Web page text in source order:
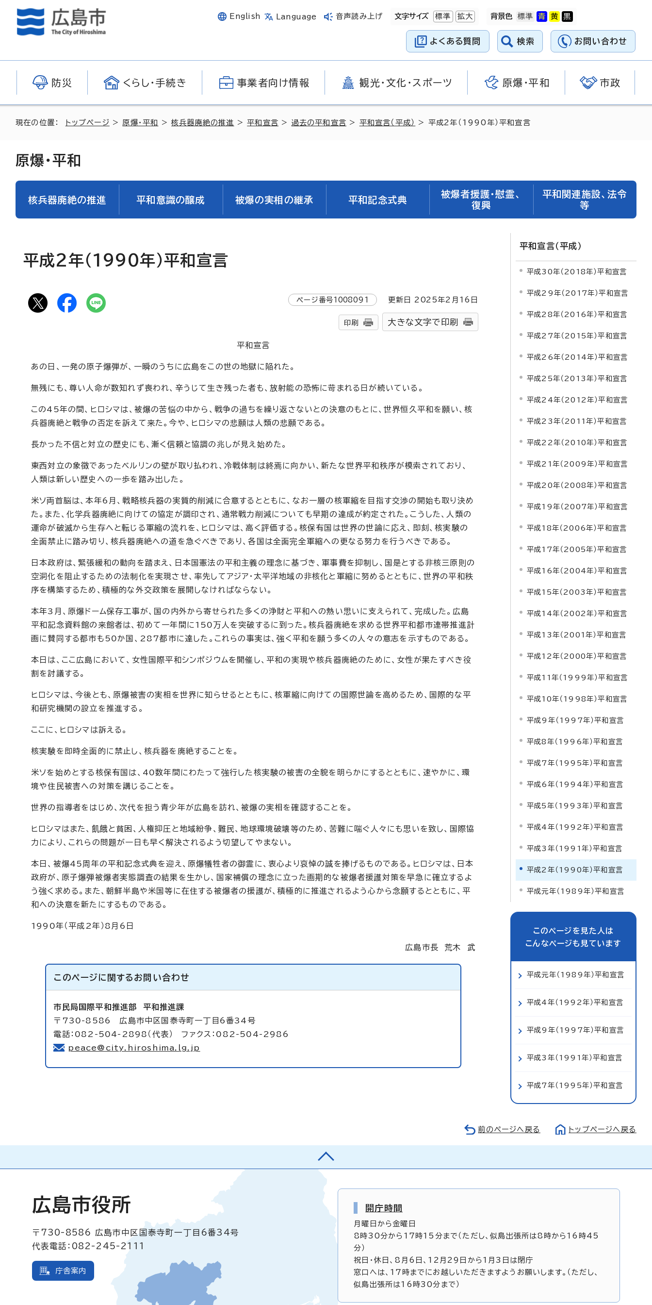
English Language 音声読み上げ 文字サイズ 標準 拡大 背景色
よくある質問 検索 お問い合わせ
防災 くらし・手続き 事業者向け情報 観光・文化・スポーツ 原爆・平和 市政
現在の位置： トップページ > 原爆・平和 >核兵器廃絶の推進 >平和宣言 > 過去の平和宣言 > 平和宣言（平成） > 平成2年（1990年）平和宣言
原爆・平和
核兵器廃絶の推進 平和意識の醸成 被爆の実相の継承 平和記念式典
被爆者援護・慰霊、
復興
平和関連施設、法令
等
平成2年（1990年）平和宣言
ページ番号1008091 更新日 2025年2月 16 日
印刷 大きな文字で印刷
平和宣言
あの日、一発の原子爆弾が、一瞬のうちに広島をこの世の地獄に陥れた。
無残にも、尊い人命が数知れず喪われ、辛うじて生き残った者も、放射能の恐怖に苛まれる日が続いている。
この45年の間、ヒロシマは、被爆の苦悩の中から、戦争の過ちを繰り返さないとの決意のもとに、世界恒久平和を願い、核
兵器廃絶と戦争の否定を訴えて来た。今や、ヒロシマの悲願は人類の悲願である。
長かった不信と対立の歴史にも、漸く信頼と協調の兆しが見え始めた。
東西対立の象徴であったベルリンの壁が取り払われ、冷戦体制は終焉に向かい、新たな世界平和秩序が模索されており、
人類は新しい歴史への一歩を踏み出した。
米ソ両首脳は、本年6月、戦略核兵器の実質的削減に合意するとともに、なお一層の核軍縮を目指す交渉の開始も取り決め
た。また、化学兵器廃絶に向けての協定が調印され、通常戦力削減についても早期の達成が約定された。こうした、人類の
運命が破滅から生存へと転じる軍縮の流れを、ヒロシマは、高く評価する。核保有国は世界の世論に応え、即刻、核実験の
全面禁止に踏み切り、核兵器廃絶への道を急ぐべきであり、各国は全面完全軍縮への更なる努力を行うべきである。
日本政府は、緊張緩和の動向を踏まえ、日本国憲法の平和主義の理念に基づき、軍事費を抑制し、国是とする非核三原則の
空洞化を阻止するための法制化を実現させ、率先してアジア・太平洋地域の非核化と軍縮に努めるとともに、世界の平和秩
序を構築するため、積極的な外交政策を展開しなければならない。
本年3月、原爆ドーム保存工事が、国の内外から寄せられた多くの浄財と平和への熱い思いに支えられて、完成した。広島
平和記念資料館の来館者は、初めて一年間に150万人を突破するに到った。核兵器廃絶を求める世界平和都市連帯推進計
画に賛同する都市も50か国、287都市に達した。これらの事実は、強く平和を願う多くの人々の意志を示すものである。
本日は、ここ広島において、女性国際平和シンポジウムを開催し、平和の実現や核兵器廃絶のために、女性が果たすべき役
割を討議する。
ヒロシマは、今後とも、原爆被害の実相を世界に知らせるとともに、核軍縮に向けての国際世論を高めるため、国際的な平
和研究機関の設立を推進する。
ここに、ヒロシマは訴える。
核実験を即時全面的に禁止し、核兵器を廃絶することを。
米ソを始めとする核保有国は、40数年間にわたって強行した核実験の被害の全貌を明らかにするとともに、速やかに、環
境や住民被害への対策を講じることを。
世界の指導者をはじめ、次代を担う青少年が広島を訪れ、被爆の実相を確認することを。
ヒロシマはまた、飢餓と貧困、人権抑圧と地域紛争、難民、地球環境破壊等のため、苦難に喘ぐ人々にも思いを致し、国際協
力により、これらの問題が一日も早く解決されるよう切望してやまない。
本日、被爆45周年の平和記念式典を迎え、原爆犠牲者の御霊に、衷心より哀悼の誠を捧げるものである。ヒロシマは、日本
政府が、原子爆弾被爆者実態調査の結果を生かし、国家補償の理念に立った画期的な被爆者援護対策を早急に確立するよ
う強く求める。また、朝鮮半島や米国等に在住する被爆者の援護が、積極的に推進されるよう心から念願するとともに、平
和への決意を新たにするものである。
1990年（平成2年）8月6日
広島市長 荒木 武
このページに関する お問い合わせ
市民局国際平和推進部 平和推進課
〒730-8586 広島市中区国泰寺町一丁目6番34号
電話：082-504-2898（代表） ファクス：082-504-2986
peace@city.hiroshima.lg.jp
平和宣言（平成）
平成30年（2018年）平和宣言
平成29年（2017年）平和宣言
平成28年（2016年）平和宣言
平成27年（2015年）平和宣言
平成26年（2014年）平和宣言
平成25年（2013年）平和宣言
平成24年（2012年）平和宣言
平成23年（2011年）平和宣言
平成22年（2010年）平和宣言
平成21年（2009年）平和宣言
平成20年（2008年）平和宣言
平成19年（2007年）平和宣言
平成18年（2006年）平和宣言
平成17年（2005年）平和宣言
平成16年（2004年）平和宣言
平成15年（2003年）平和宣言
平成14年（2002年）平和宣言
平成13年（2001年）平和宣言
平成12年（2000年）平和宣言
平成11年（1999年）平和宣言
平成10年（1998年）平和宣言
平成9年（1997年）平和宣言
平成8年（1996年）平和宣言
平成7年（1995年）平和宣言
平成6年（1994年）平和宣言
平成5年（1993年）平和宣言
平成4年（1992年）平和宣言
平成3年（1991年）平和宣言
平成2年（1990年）平和宣言
平成元年（1989年）平和宣言
このページを見た人は
こんなページも見ています
平成元年（1989年）平和宣言
平成4年（1992年）平和宣言
平成9年（1997年）平和宣言
平成3年（1991年）平和宣言
平成7年（1995年）平和宣言
前のページへ戻る トップページへ戻る
広島市役所
〒730-8586
広島市中区国泰寺町一丁目6番34号
代表電話：082-245-2111
庁舎案内
開庁時間
月曜日から金曜日
8時30分から17時15分まで（ただし、似島出張所は8時から16時45
分）
祝日・休日、8月6日、12月29日から1月3日は閉庁
窓口へは、17時までにお越しいただきますようお願いします。（ただし、
似島出張所は16時30分まで）